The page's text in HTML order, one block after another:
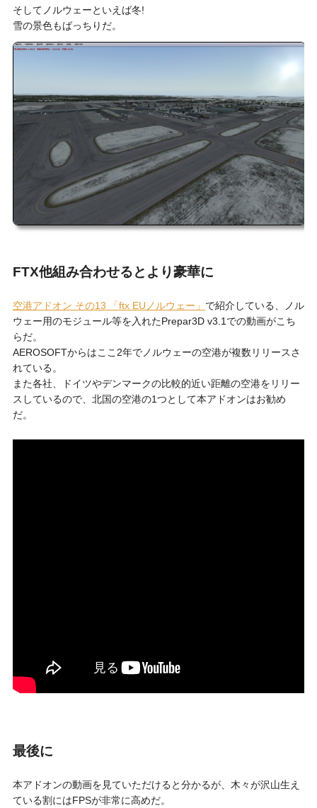
そしてノルウェーといえば冬!
雪の景色もばっちりだ。
FTX他組み合わせるとより豪華に
空港アドオン その13 「ftx EUノルウェー」 で紹介している、ノル
ウェー用のモジュール等を入れたPrepar3D v3.1での動画がこち
らだ。
AEROSOFTからはここ2年でノルウェーの空港が複数リリースさ
れている。
また各社、ドイツやデンマークの比較的近い距離の空港をリリー
スしているので、北国の空港の1つとして本アドオンはお勧め
だ。
最後に
本アドオンの動画を見ていただけると分かるが、木々が沢山生え
ている割にはFPSが非常に高めだ。